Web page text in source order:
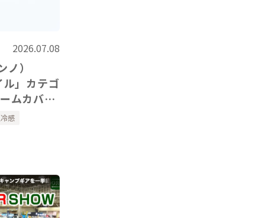
2026.07.08
）
」カテゴ
ムカバ
いただき
感